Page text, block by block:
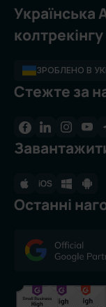
Українська
колтрекінгу
ЗРОБЛЕНО В
Стежте за
Останні